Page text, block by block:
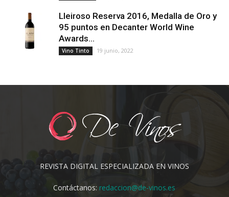
Lleiroso Reserva 2016, Medalla de Oro y
95 puntos en Decanter World Wine
Awards...
Vino Tinto 19 junio, 2022
REVISTA DIGITAL ESPECIALIZADA EN VINOS
Contáctanos:redaccion@de-vinos.es